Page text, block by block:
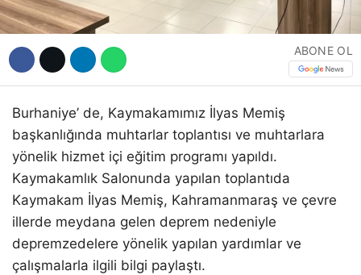
Youtube
ABONE OL
Burhaniye’ de, Kaymakamımız İlyas Memiş
başkanlığında muhtarlar toplantısı ve muhtarlara
yönelik hizmet içi eğitim programı yapıldı.
Kaymakamlık Salonunda yapılan toplantıda
Kaymakam İlyas Memiş, Kahramanmaraş ve çevre
illerde meydana gelen deprem nedeniyle
depremzedelere yönelik yapılan yardımlar ve
çalışmalarla ilgili bilgi paylaştı.